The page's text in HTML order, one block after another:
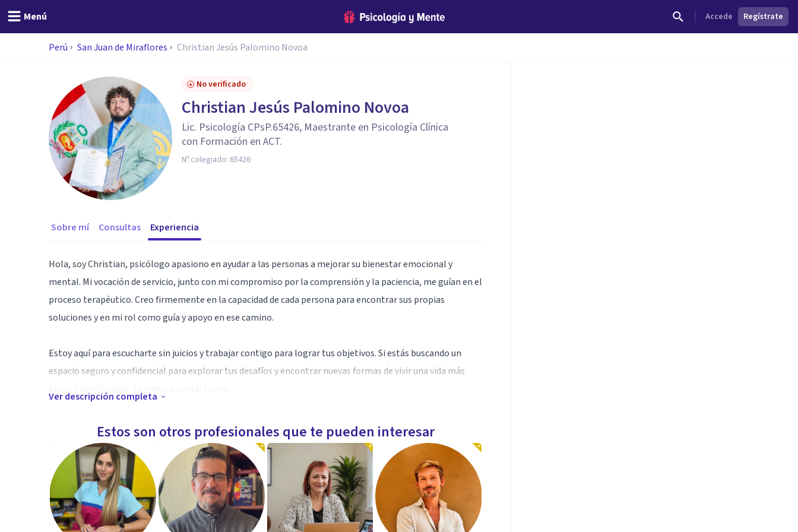
Menú Accede Regístrate
Perú San Juan de Miraflores Christian Jesús Palomino Novoa
No verificado
Christian Jesús Palomino Novoa
Lic. Psicología CPsP.65426, Maestrante en Psicología Clínica
con Formación en ACT.
Nº colegiado: 65426
Sobre mí Consultas Experiencia
Hola, soy Christian, psicólogo apasiono en ayudar a las personas a mejorar su bienestar emocional y
mental. Mi vocación de servicio, junto con mi compromiso por la comprensión y la paciencia, me guían en el
proceso terapéutico. Creo firmemente en la capacidad de cada persona para encontrar sus propias
soluciones y en mi rol como guía y apoyo en ese camino.
Estoy aquí para escucharte sin juicios y trabajar contigo para lograr tus objetivos. Si estás buscando un
espacio seguro y confidencial para explorar tus desafíos y encontrar nuevas formas de vivir una vida más
Como psicólogo especializado en Terapia de Aceptación y Compromiso (ACT), te ayudo a vivir una vida más
plena, incluso frente a dificultades. Mi enfoque se basa en la aceptación de pensamientos y emociones sin
juicio, el desarrollo de flexibilidad psicológica para adaptarte a los cambios, la clarificación de tus valores
para establecer metas significativas, y el compromiso con acciones que te acerquen a ellas. Es
especialmente útil para manejar dolor emocional crónico (ansiedad, depresión, trauma) y mejorar
relaciones. Mi método es práctico y colaborativo, creando estrategias personalizadas para una vida más
Ver descripción completa
Estos son otros profesionales que te pueden interesar